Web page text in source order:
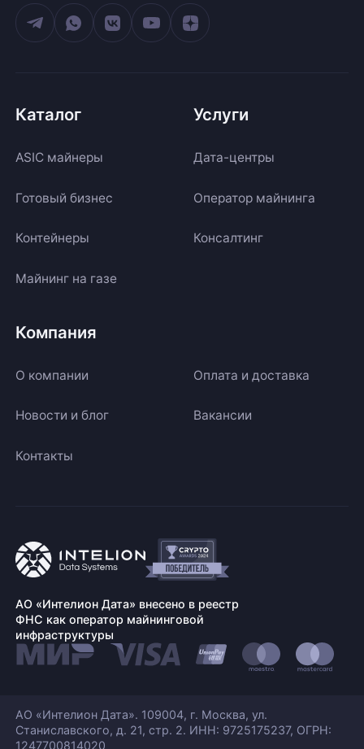
Каталог
ASIC майнеры
Готовый бизнес
Контейнеры
Майнинг на газе
Услуги
Дата-центры
Оператор майнинга
Консалтинг
Компания
О компании Оплата и доставка
Новости и блог Вакансии
Контакты
АО «Интелион Дата» внесено в реестр
ФНС как оператор майнинговой
инфраструктуры
АО «Интелион Дата». 109004, г. Москва, ул.
Станиславского, д. 21, стр. 2. ИНН: 9725175237, ОГРН:
1247700814020